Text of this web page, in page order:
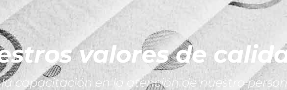
valores de
capacitación en la atención de nuestro